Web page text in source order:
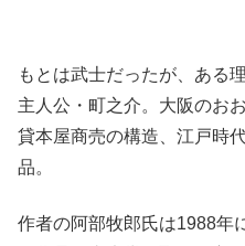
もとは武士だったが、ある
主人公・町之介。大阪のお
貸本屋商売の構造、江戸時
品。
作者の阿部牧郎氏は1988年